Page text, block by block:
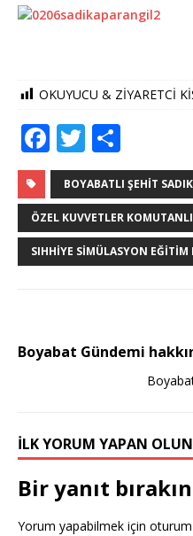
OKUYUCU & ZİYARETCİ
F
a
c
e
b
k
T
w
it
te
r
h
ar
e
BOYABATLI ŞEHIT
ÖZEL KUVVETLER
SIHHIYE SIMÜLASYON EĞITIM
Boyabat Gündemi
İLK YORUM YAPAN OLUN
Bir yanıt bırakın
Yorum yapabilmek için oturum